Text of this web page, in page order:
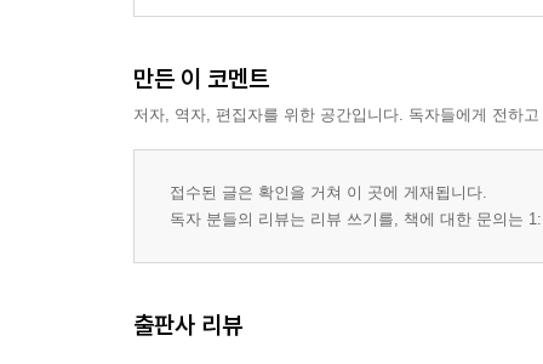
만든 이 코멘트
저자, 역자, 편집자를 위한 공간입니다. 독자들에게 전하
접수된 글은 확인을 거쳐 이 곳에 게재됩니다.
독자 분들의 리뷰는 리뷰 쓰기를, 책에 대한 문의는
출판사 리뷰